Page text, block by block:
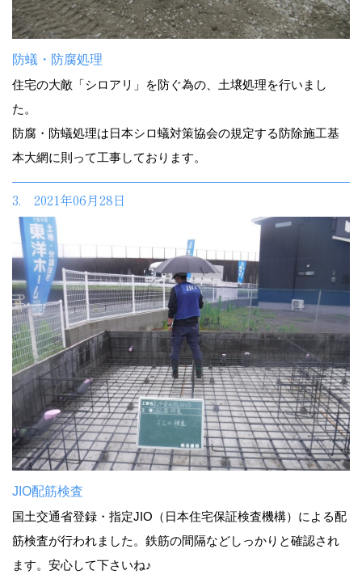
防蟻・防腐処理
住宅の大敵「シロアリ」を防ぐ為の、土壌処理を行いまし
た。
防腐・防蟻処理は日本シロ蟻対策協会の規定する防除施工基
本大網に則って工事しております。
3. 2021年06月28日
JIO配筋検査
国土交通省登録・指定JIO（日本住宅保証検査機構）による配
筋検査が行われました。鉄筋の間隔などしっかりと確認され
ます。安心して下さいね♪